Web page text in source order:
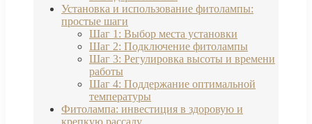
Установка и использование фитолампы:
простые шаги
Шаг 1: Выбор места установки
Шаг 2: Подключение фитолампы
Шаг 3: Регулировка высоты и времени
работы
Шаг 4: Поддержание оптимальной
температуры
Фитолампа: инвестиция в здоровую и